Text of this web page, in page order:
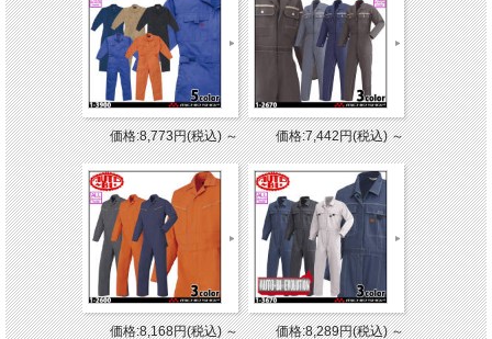
価格:8,773円(税込)～ 価格:7,442円(税込)～
価格:8,168円(税込)～ 価格:8,289円(税込)～